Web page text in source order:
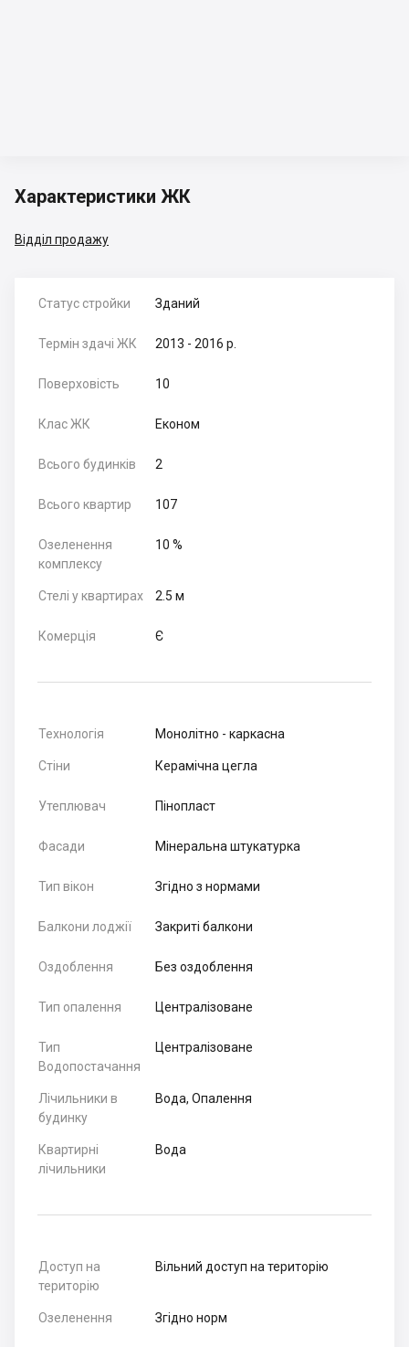
Характеристики ЖК
Відділ продажу
Статус стройки Зданий
Термін здачі ЖК 2013 - 2016 р.
Поверховість 10
Клас ЖК Економ
Всього будинків 2
Всього квартир 107
Озеленення
комплексу
10 %
Стелі у квартирах 2.5 м
Комерція Є
Технологія Монолітно - каркасна
Стіни Керамічна цегла
Утеплювач Пінопласт
Фасади Мінеральна штукатурка
Тип вікон Згідно з нормами
Балкони лоджії Закриті балкони
Оздоблення Без оздоблення
Тип опалення Централізоване
Тип
Водопостачання
Централізоване
Лічильники в
будинку
Вода, Опалення
Квартирні
лічильники
Вода
Доступ на
територію
Вільний доступ на територію
Озеленення Згідно норм